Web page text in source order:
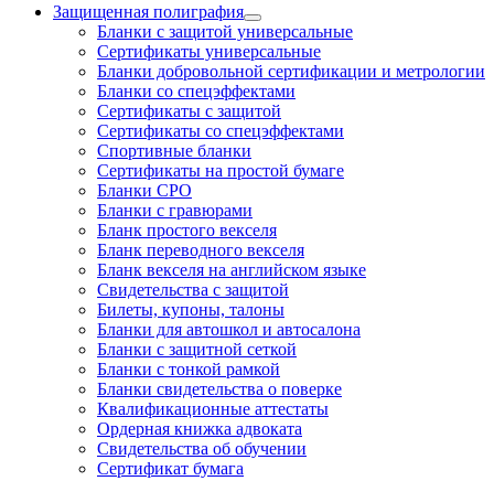
Защищенная полиграфия
Бланки с защитой универсальные
Сертификаты универсальные
Бланки добровольной сертификации и метрологии
Бланки со спецэффектами
Сертификаты с защитой
Сертификаты со спецэффектами
Спортивные бланки
Cертификаты на простой бумаге
Бланки СРО
Бланки с гравюрами
Бланк простого векселя
Бланк переводного векселя
Бланк векселя на английском языке
Свидетельства с защитой
Билеты, купоны, талоны
Бланки для автошкол и автосалона
Бланки с защитной сеткой
Бланки с тонкой рамкой
Бланки свидетельства о поверке
Квалификационные аттестаты
Ордерная книжка адвоката
Свидетельства об обучении
Сертификат бумага